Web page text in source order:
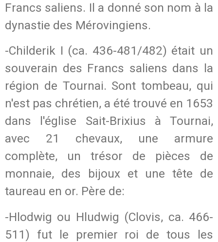
Francs saliens. Il a donné son nom à la
dynastie des Mérovingiens.
-Childerik I (ca. 436-481/482) était un
souverain des Francs saliens dans la
région de Tournai. Sont tombeau, qui
n'est pas chrétien, a été trouvé en 1653
dans l'église Sait-Brixius à Tournai,
avec 21 chevaux, une armure
complète, un trésor de pièces de
monnaie, des bijoux et une tête de
taureau en or. Père de:
-Hlodwig ou Hludwig (Clovis, ca. 466-
511) fut le premier roi de tous les